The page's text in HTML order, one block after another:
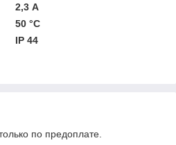
2,3 А
50 °С
IP 44
по предоплате.